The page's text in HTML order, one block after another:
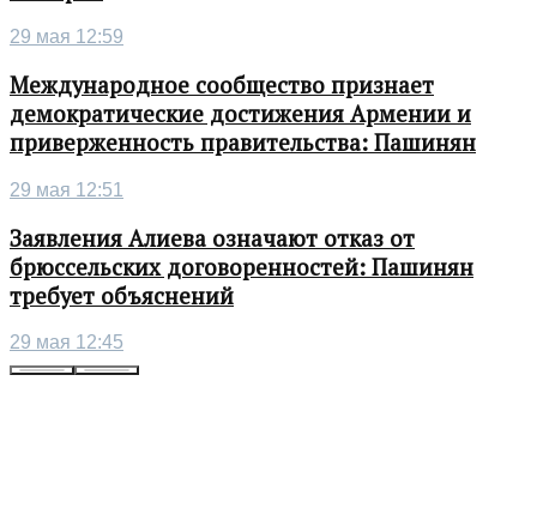
29 мая 12:59
Международное сообщество признает
демократические достижения Армении и
приверженность правительства: Пашинян
29 мая 12:51
Заявления Алиева означают отказ от
брюссельских договоренностей: Пашинян
требует объяснений
29 мая 12:45